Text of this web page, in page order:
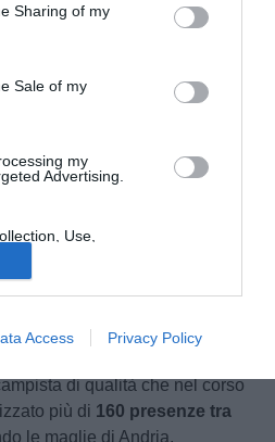
Sharing of my
Sale of my
my
Advertising.
Use,
Sharing of my
with the
collected.
Access Privacy Policy
per programmare la prossima
raccolto dalla nostra redazione,
di qualità che nel corso
più di 160 presenze tra
le maglie di Andria,